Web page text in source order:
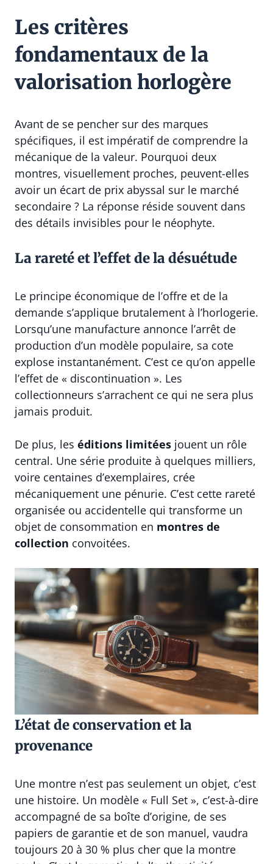
Les critères
fondamentaux de la
valorisation horlogère
Avant de se pencher sur des marques
spécifiques, il est impératif de comprendre la
mécanique de la valeur. Pourquoi deux
montres, visuellement proches, peuvent-elles
avoir un écart de prix abyssal sur le marché
secondaire ? La réponse réside souvent dans
des détails invisibles pour le néophyte.
La rareté et l’effet de la désuétude
Le principe économique de l’offre et de la
demande s’applique brutalement à l’horlogerie.
Lorsqu’une manufacture annonce l’arrêt de
production d’un modèle populaire, sa cote
explose instantanément. C’est ce qu’on appelle
l’effet de « discontinuation ». Les
collectionneurs s’arrachent ce qui ne sera plus
jamais produit.
De plus, les éditions limitées jouent un rôle
central. Une série produite à quelques milliers,
voire centaines d’exemplaires, crée
mécaniquement une pénurie. C’est cette rareté
organisée ou accidentelle qui transforme un
objet de consommation en montres de
collection convoitées.
L’état de conservation et la
provenance
Une montre n’est pas seulement un objet, c’est
une histoire. Un modèle « Full Set », c’est-à-dire
accompagné de sa boîte d’origine, de ses
papiers de garantie et de son manuel, vaudra
toujours 20 à 30 % plus cher que la montre